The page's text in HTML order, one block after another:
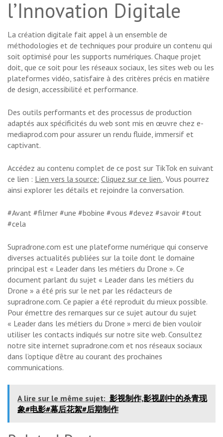
l’Innovation Digitale
La création digitale fait appel à un ensemble de
méthodologies et de techniques pour produire un contenu qui
soit optimisé pour les supports numériques. Chaque projet
doit, que ce soit pour les réseaux sociaux, les sites web ou les
plateformes vidéo, satisfaire à des critères précis en matière
de design, accessibilité et performance.
Des outils performants et des processus de production
adaptés aux spécificités du web sont mis en œuvre chez e-
mediaprod.com pour assurer un rendu fluide, immersif et
captivant.
Accédez au contenu complet de ce post sur TikTok en suivant
ce lien : Lien vers la source: Cliquez sur ce lien.. Vous pourrez
ainsi explorer les détails et rejoindre la conversation.
#Avant #filmer #une #bobine #vous #devez #savoir #tout
#cela
Supradrone.com est une plateforme numérique qui conserve
diverses actualités publiées sur la toile dont le domaine
principal est « Leader dans les métiers du Drone ». Ce
document parlant du sujet « Leader dans les métiers du
Drone » a été pris sur le net par les rédacteurs de
supradrone.com. Ce papier a été reproduit du mieux possible.
Pour émettre des remarques sur ce sujet autour du sujet
« Leader dans les métiers du Drone » merci de bien vouloir
utiliser les contacts indiqués sur notre site web. Consultez
notre site internet supradrone.com et nos réseaux sociaux
dans l’optique d’être au courant des prochaines
communications.
A lire sur le même sujet: 影视制作,影视剧中的杀青现
象#电影#幕后花絮#后期制作